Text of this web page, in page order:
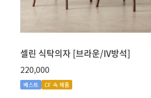
셀린 식탁의자 [브라운/IV방석]
220,000
베스트 CF 속 제품